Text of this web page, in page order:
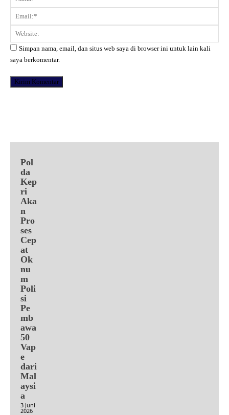
Simpan nama, email, dan situs web saya di browser ini untuk lain kali
saya berkomentar.
Pol
da
Kep
ri
Aka
n
Pro
ses
Cep
at
Ok
nu
m
Poli
si
Pe
mb
awa
50
Vap
e
dari
Mal
aysi
a
3 Juni
2026